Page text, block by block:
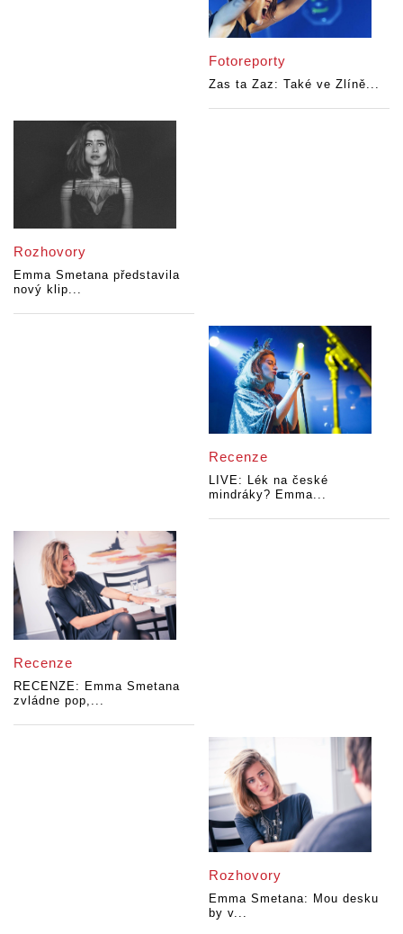
Fotoreporty
Zas ta Zaz: Také ve Zlíně...
Rozhovory
Emma Smetana představila
nový klip...
Recenze
LIVE: Lék na české
mindráky? Emma...
Recenze
RECENZE: Emma Smetana
zvládne pop,...
Rozhovory
Emma Smetana: Mou desku
by v...